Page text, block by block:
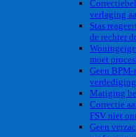
verlaging
Stas
de rechter
moet
Geen
Matiging
Correctie
FSV niet
Geen